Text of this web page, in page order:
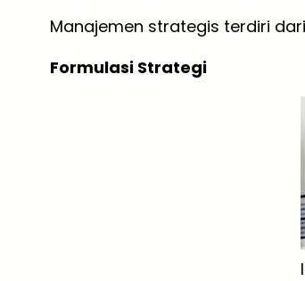
Manajemen strategis terdiri
Formulasi Strategi